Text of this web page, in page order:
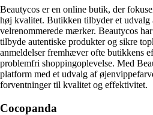
Beautycos er en online butik, der
høj kvalitet. Butikken tilbyder et udvalg
velrenommerede mærker. Beautycos
tilbyde autentiske produkter og sikre
anmeldelser fremhæver ofte butikkens
problemfri shoppingoplevelse. Med
platform med et udvalg af
forventninger til kvalitet og effektivitet.
Cocopanda